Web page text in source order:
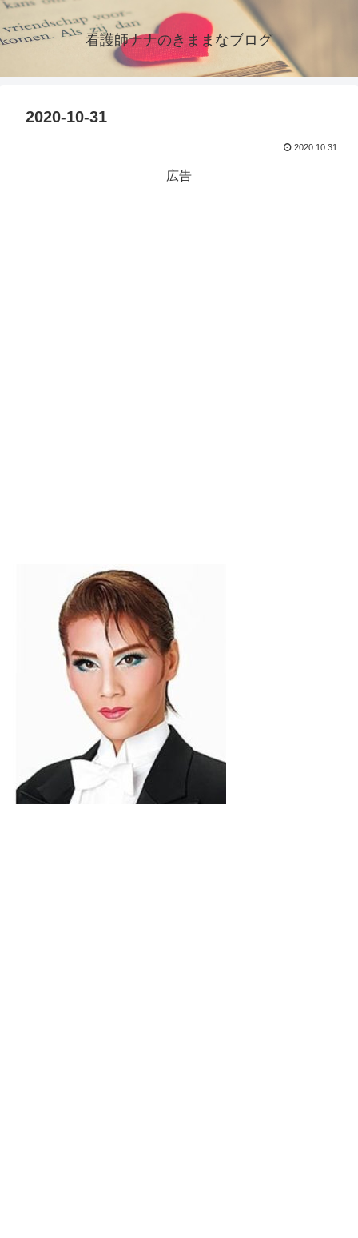
看護師ナナのきままなブログ
2020-10-31
2020.10.31
広告